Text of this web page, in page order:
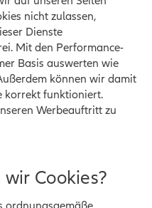
nicht zulassen,
Dienste
Mit den Performance-
Basis auswerten wie
können wir damit
korrekt funktioniert.
Werbeauftritt zu
Cookies?